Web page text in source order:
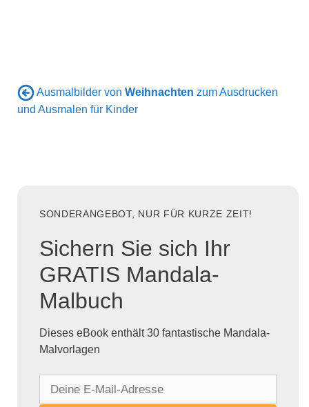
Ausmalbilder von Weihnachten zum Ausdrucken
und Ausmalen für Kinder
SONDERANGEBOT, NUR FÜR KURZE ZEIT!
Sichern Sie sich Ihr
GRATIS Mandala-
Malbuch
Dieses eBook enthält 30 fantastische Mandala-
Malvorlagen